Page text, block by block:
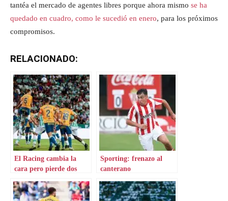
tantéa el mercado de agentes libres porque ahora mismo se ha
quedado en cuadro, como le sucedió en enero, para los próximos
compromisos.
RELACIONADO:
El Racing cambia la
cara pero pierde dos
Sporting: frenazo al
canterano